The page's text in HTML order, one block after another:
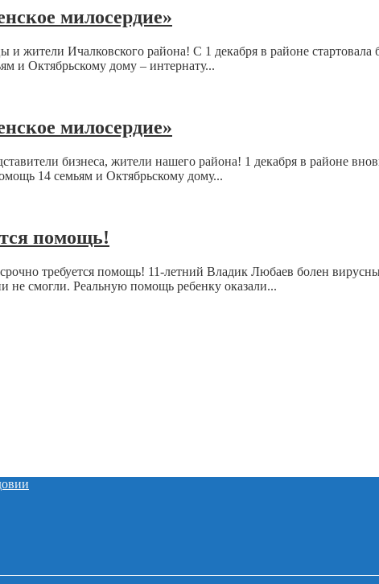
милосердие»
жители Ичалковского района! C 1 декабря в районе стартовала
и Октябрьскому дому – интернату...
милосердие»
бизнеса, жители нашего района! 1 декабря в районе
14 семьям и Октябрьскому дому...
помощь!
требуется помощь! 11-летний Владик Любаев болен
не смогли. Реальную помощь ребенку оказали...